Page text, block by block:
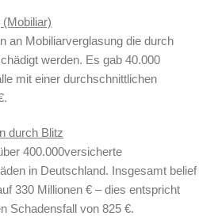
an Mobiliarverglasung die durch
werden. Es gab 40.000
mit einer durchschnittlichen
durch Blitz
400.000versicherte
in Deutschland. Insgesamt belief
330 Millionen € – dies entspricht
Schadensfall von 825 €.